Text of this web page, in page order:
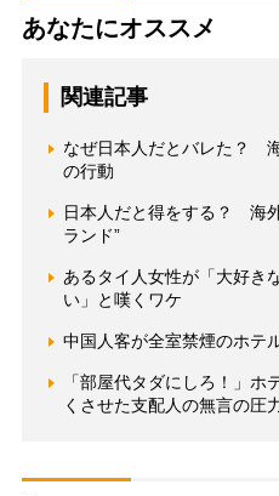
あなたにオススメ
関連記事
なぜ日本人だとバレた？
の行動
日本人だと得をする？ 海
ランド”
あるタイ人女性が「大好き
い」と嘆くワケ
中国人客が全室禁煙のホテ
「部屋代タダにしろ！」ホ
くさせた支配人の無言の圧